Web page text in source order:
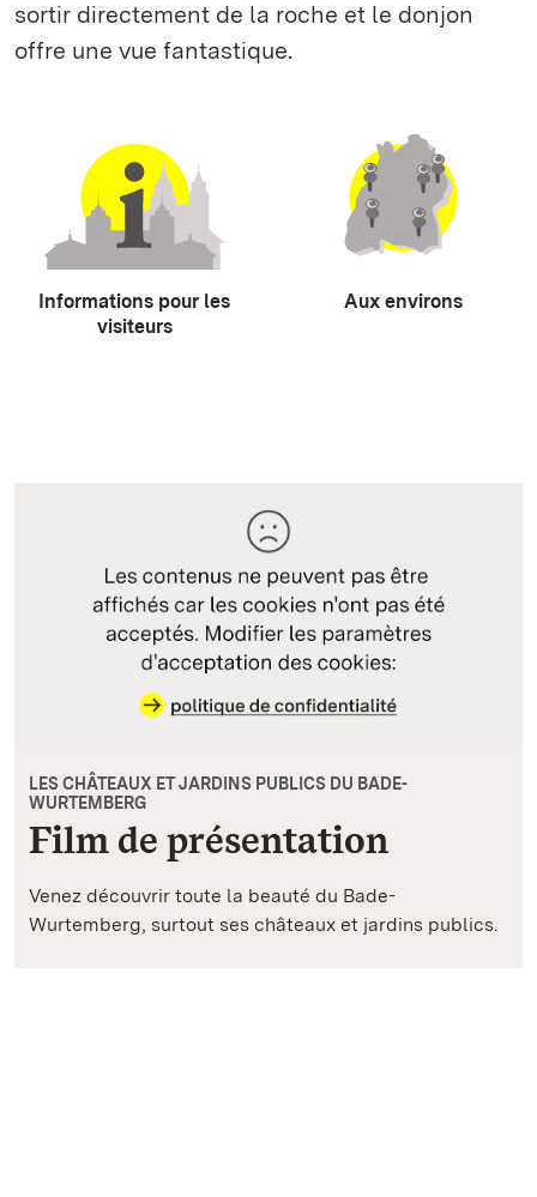
sortir directement de la roche et le donjon
offre une vue fantastique.
Informations pour les
visiteurs
Aux environs
Film de présentation
LES CHÂTEAUX ET JARDINS PUBLICS DU BADE-
WURTEMBERG
Venez découvrir toute la beauté du Bade-
Wurtemberg, surtout ses châteaux et jardins publics.